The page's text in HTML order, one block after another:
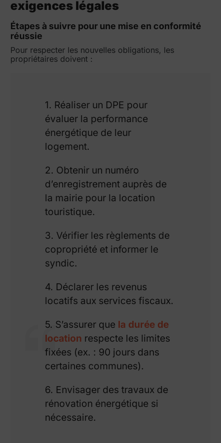
exigences légales
Étapes à suivre pour une mise en conformité
réussie
Pour respecter les nouvelles obligations, les
propriétaires doivent :
1. Réaliser un DPE pour
évaluer la performance
énergétique de leur
logement.
2. Obtenir un numéro
d’enregistrement auprès de
la mairie pour la location
touristique.
3. Vérifier les règlements de
copropriété et informer le
syndic.
4. Déclarer les revenus
locatifs aux services fiscaux.
5. S’assurer que la durée de
location respecte les limites
fixées (ex. : 90 jours dans
certaines communes).
6. Envisager des travaux de
rénovation énergétique si
nécessaire.